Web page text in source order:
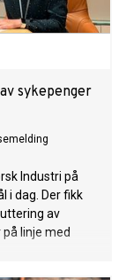
sykepenger
Industri på
i dag. Der fikk
av
linje med